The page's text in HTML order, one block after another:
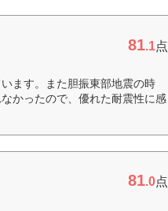
81.1点
ます。また胆振東部地震の時
かったので、優れた耐震性に感
81.0点